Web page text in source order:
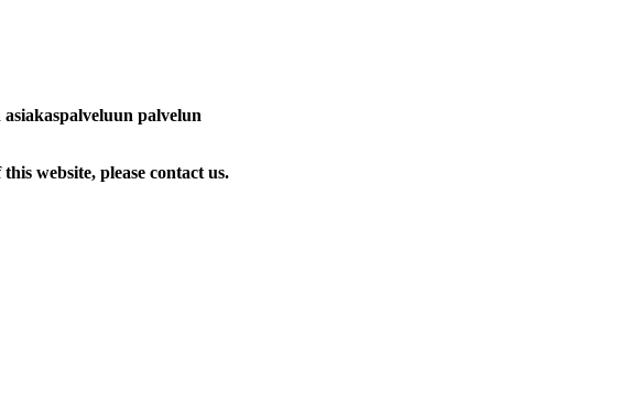
palvelun
website, please contact us.